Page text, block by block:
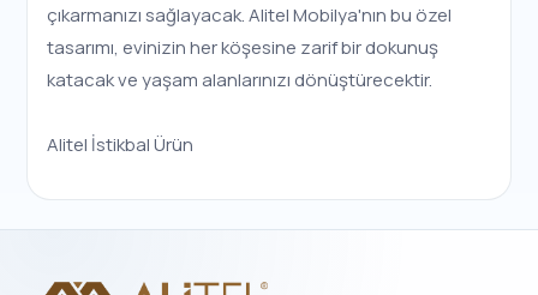
çıkarmanızı sağlayacak. Alitel Mobilya'nın bu özel
tasarımı, evinizin her köşesine zarif bir dokunuş
katacak ve yaşam alanlarınızı dönüştürecektir.
Alitel İstikbal Ürün